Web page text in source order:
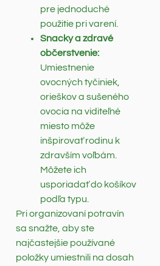
pre jednoduché
použitie pri varení.
Snacky a zdravé
občerstvenie:
Umiestnenie
ovocných tyčiniek,
orieškov a sušeného
ovocia na viditeľné
miesto môže
inšpirovať rodinu k
zdravším voľbám.
Môžete ich
usporiadať do košíkov
podľa typu.
Pri organizovaní potravín
sa snažte, aby ste
najčastejšie používané
položky umiestnili na dosah